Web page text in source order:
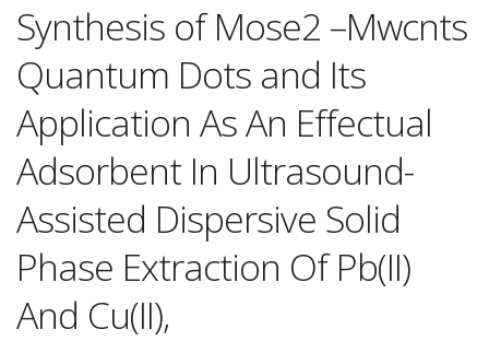
Synthesis of Mose2 –Mwcnts
Quantum Dots and Its
Application As An Effectual
Adsorbent In Ultrasound-
Assisted Dispersive Solid
Phase Extraction Of Pb(II)
And Cu(II),